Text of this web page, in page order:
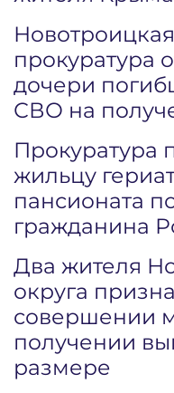
прокуратура
дочери
СВО на
Прокуратура
жильцу
пансионата
гражданина
Два жителя
округа
совершении
получении
размере